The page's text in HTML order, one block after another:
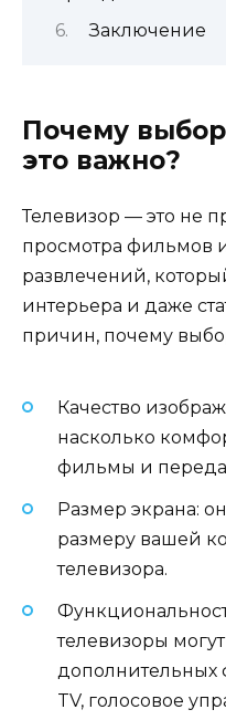
Заключение
Почему
это важно?
Телевизор — это не
просмотра фильмов
развлечений,
интерьера и даже
причин, почему
Качество
насколько
фильмы и
Размер экрана:
размеру вашей
телевизора.
телевизоры
дополнительных
TV, голосовое